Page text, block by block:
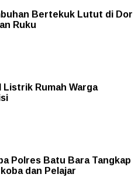
Bertekuk Lutut di Dor
Ruku
Listrik Rumah Warga
Polres Batu Bara Tangkap
dan Pelajar